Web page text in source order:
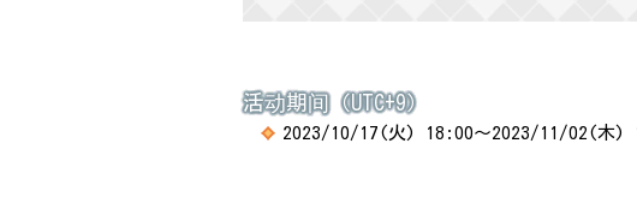
活动期间（UTC+9）
2023/10/17(火) 18:00～2023/11/02(木)